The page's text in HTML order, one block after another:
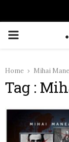
PRIMARY
Home Mihai
Tag :